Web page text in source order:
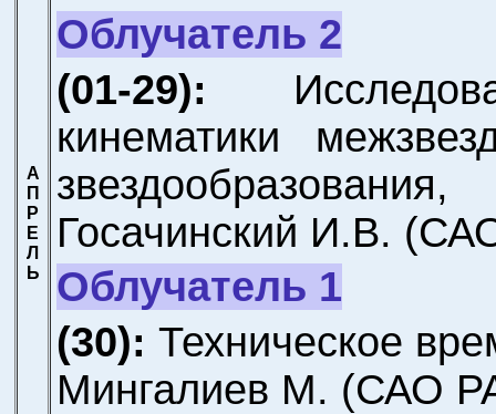
А
П
Р
Е
Л
Ь
Облучатель 2
(01-29):
кинематики
звездообразования,
Госачинский И.В.
Облучатель 1
(30):Техническое
Мингалиев М. (САО